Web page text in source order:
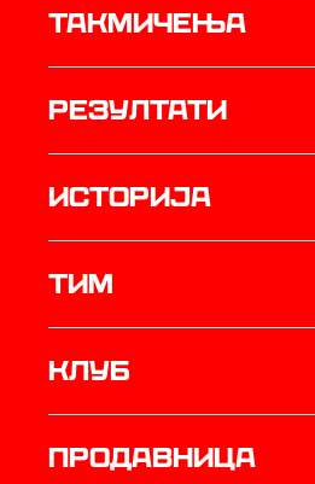
Такмичења
резултати
историја
ТИМ
Клуб
продавница